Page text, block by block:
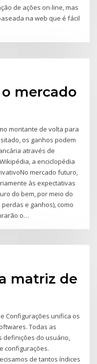
de ações on-line, mas
na web que é fácil
mercado
montante de volta para
os ganhos podem
através de
a enciclopédia
mercado futuro,
às expectativas
do bem, por meio do
e ganhos), como
o…
matriz de
Configurações unifica os
Todas as
definições do usuário,
configurações.
de tantos índices